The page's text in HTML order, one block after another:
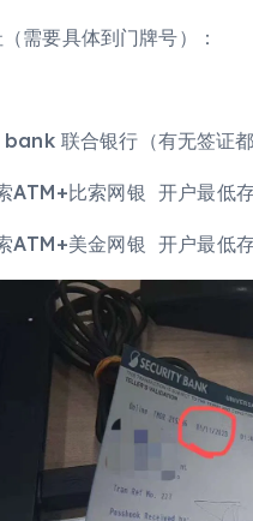
需要具体到门牌号）：
联合银行（有无签证都
ATM+比索网银 开户最低
ATM+美金网银 开户最低